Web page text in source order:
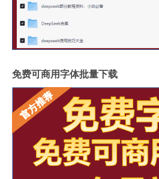
免费可商用字体批量下载